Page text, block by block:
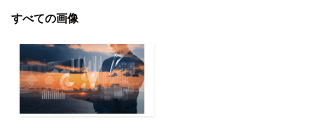
すべての画像